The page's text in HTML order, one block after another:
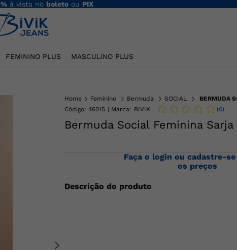
à vista no boletoou PIX
FEMININO PLUS MASCULINO PLUS
Home Feminino Bermuda SOCIAL
BERMUDA
Código:46015 BIVIK (0)
Bermuda Social Feminina Sarja
Faça o login ou cadastre-
os preços
Descrição do produto